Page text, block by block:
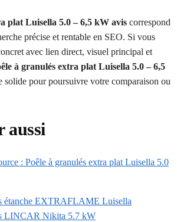
plat Luisella 5.0 – 6,5 kW avis correspond
précise et rentable en SEO. Si vous
avec lien direct, visuel principal et
à granulés extra plat Luisella 5.0 – 6,5
solide pour poursuivre votre comparaison ou
aussi
: Poêle à granulés extra plat Luisella 5.0
étanche EXTRAFLAME Luisella
LINCAR Nikita 5.7 kW